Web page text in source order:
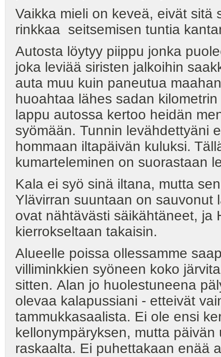
Vaikka mieli on keveä, eivät
rinkkaa seitsemisen tuntia
Autosta löytyy piippu jonka
joka leviää siristen jalkoihin
auta muu kuin paneutua
huoahtaa lähes sadan
lappu autossa kertoo heidän
syömään. Tunnin levähdettyäni
hommaan iltapäivän kuluksi.
kumarteleminen on suorastaan
Kala ei syö sinä iltana, mutta
Ylävirran suuntaan on sauvonut
ovat nähtävästi säikähtäneet, ja
kierrokseltaan takaisin.
Alueelle poissa ollessamme
villiminkkien syöneen koko
sitten. Alan jo huolestuneena
olevaa kalapussiani - etteivät
tammukkasaalista. Ei ole ensi
kellonympäryksen, mutta
raskaalta. Ei puhettakaan enää